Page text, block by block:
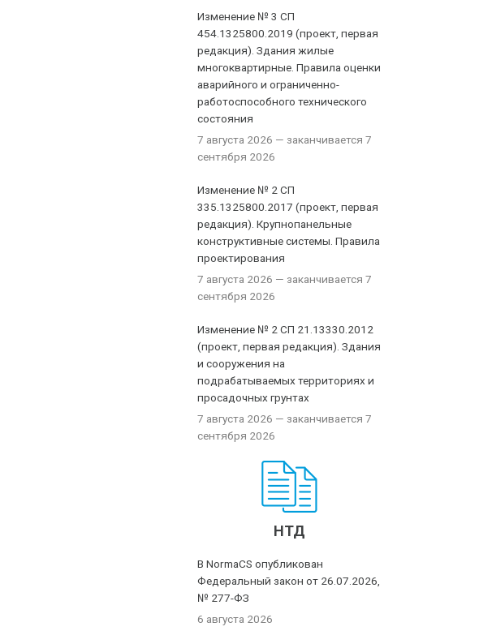
Изменение № 3 СП
454.1325800.2019 (проект, первая
редакция). Здания жилые
многоквартирные. Правила оценки
аварийного и ограниченно-
работоспособного технического
состояния
7 августа 2026 — заканчивается 7
сентября 2026
Изменение № 2 СП
335.1325800.2017 (проект, первая
редакция). Крупнопанельные
конструктивные системы. Правила
проектирования
7 августа 2026 — заканчивается 7
сентября 2026
Изменение № 2 СП 21.13330.2012
(проект, первая редакция). Здания
и сооружения на
подрабатываемых территориях и
просадочных грунтах
7 августа 2026 — заканчивается 7
сентября 2026
НТД
В NormaCS опубликован
Федеральный закон от 26.07.2026,
№ 277-ФЗ
6 августа 2026